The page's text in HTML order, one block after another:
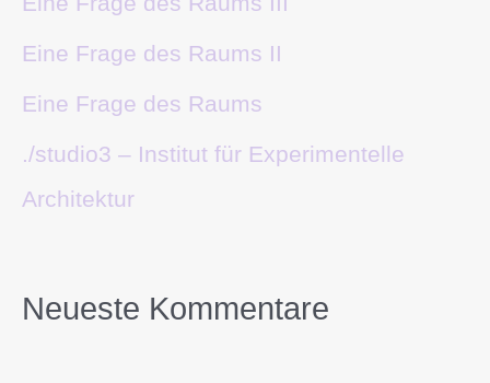
Eine Frage des Raums II
Eine Frage des Raums
./studio3 – Institut für Experimentelle
Architektur
Neueste Kommentare